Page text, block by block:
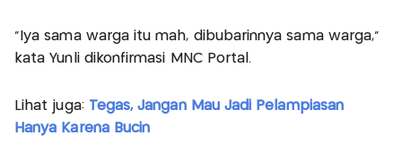
"Iya sama warga itu mah, dibubarinnya sama warga,"
kata Yunli dikonfirmasi MNC Portal.
Lihat juga: Tegas, Jangan Mau Jadi Pelampiasan
Hanya Karena Bucin